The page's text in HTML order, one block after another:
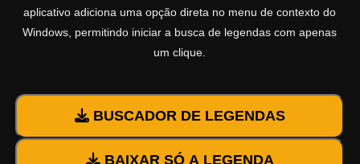
aplicativo adiciona uma opção direta no menu de contexto do
Windows, permitindo iniciar a busca de legendas com apenas
um clique.
BUSCADOR DE LEGENDAS
BAIXAR SÓ A LEGENDA